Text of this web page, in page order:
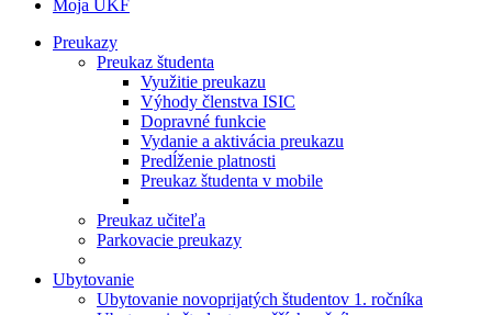
Moja UKF
Preukazy
Preukaz študenta
Využitie preukazu
Výhody členstva ISIC
Dopravné funkcie
Vydanie a aktivácia preukazu
Predĺženie platnosti
Preukaz študenta v mobile
Preukaz učiteľa
Parkovacie preukazy
Ubytovanie
Ubytovanie novoprijatých študentov 1. ročníka